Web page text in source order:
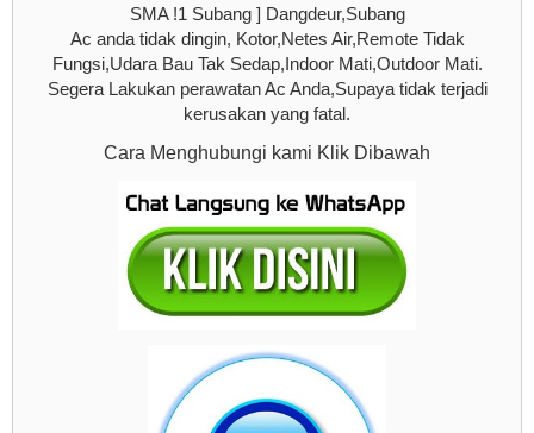
SMA !1 Subang ] Dangdeur,Subang
Ac anda tidak dingin, Kotor,Netes Air,Remote Tidak
Fungsi,Udara Bau Tak Sedap,Indoor Mati,Outdoor Mati.
Segera Lakukan perawatan Ac Anda,Supaya tidak terjadi
kerusakan yang fatal.
Cara Menghubungi kami Klik Dibawah